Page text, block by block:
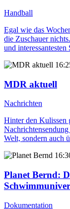
Handball
Egal wie das
die Zuschauer
und interessantesten
MDR aktuell
Nachrichten
Hinter den Kulissen
Welt, sondern auch
Planet Bernd:
Dokumentation